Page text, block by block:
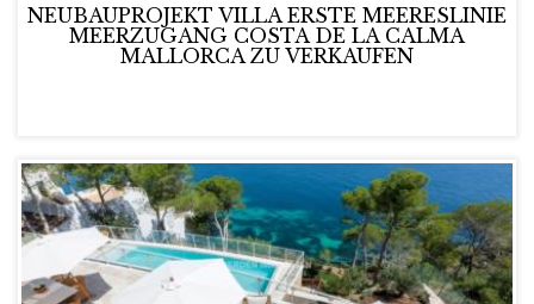
NEUBAUPROJEKT VILLA ERSTE MEERESLINIE
MEERZUGANG COSTA DE LA CALMA
MALLORCA ZU VERKAUFEN